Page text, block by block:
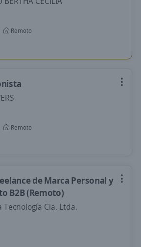
Remoto
Remoto
de Marca Personal y
B2B (Remoto)
Tecnología Cia. Ltda.